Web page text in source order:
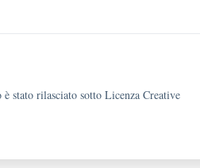
stato rilasciato sotto Licenza Creative